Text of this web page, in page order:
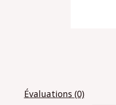
Évaluations (0)